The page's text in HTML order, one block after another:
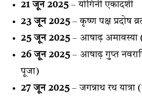
21 जून 2025 – योगिनी एकादशी
23 जून 2025 – कृष्ण पक्ष प्रदोष
25 जून 2025 – आषाढ़ अमावस्या
26 जून 2025 – आषाढ़ गुप्त
पूजा)
27 जून 2025 – जगन्नाथ रथ यात्रा